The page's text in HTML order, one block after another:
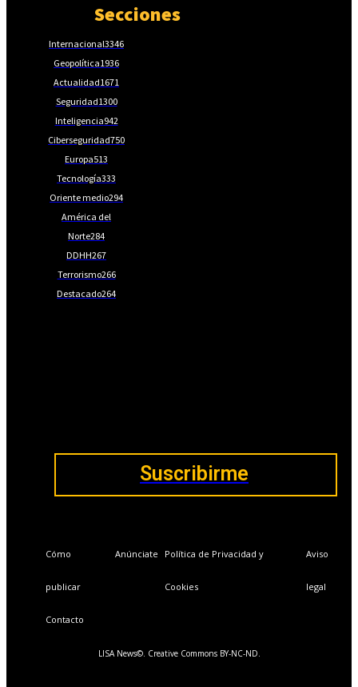
Secciones
Internacional3346
Geopolítica1936
Actualidad1671
Seguridad1300
Inteligencia942
Ciberseguridad750
Europa513
Tecnología333
Oriente medio294
América del
Norte284
DDHH267
Terrorismo266
Destacado264
Suscribirme
Cómo
publicar
Anúnciate Política de Privacidad y
Cookies
Aviso
legal
Contacto
LISA News©. Creative Commons BY-NC-ND.